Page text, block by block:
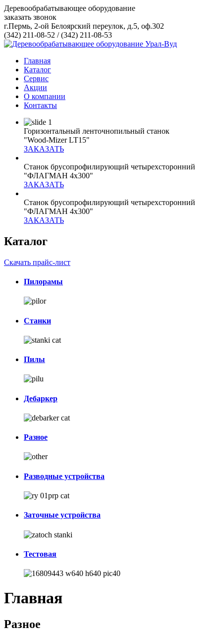
Деревообрабатывающее оборудование
заказать звонок
г.Пермь, 2-ой Белоярский переулок, д.5, оф.302
(342) 211-08-52 /(342) 211-08-53
Главная
Каталог
Сервис
Акции
О компании
Контакты
Горизонтальный ленточнопильный станок
"Wood-Mizer LT15"
ЗАКАЗАТЬ
Станок брусопрофилирующий четырехсторонний
"ФЛАГМАН 4х300"
ЗАКАЗАТЬ
Станок брусопрофилирующий четырехсторонний
"ФЛАГМАН 4х300"
ЗАКАЗАТЬ
Каталог
Скачать прайс-лист
Пилорамы
Станки
Пилы
Дебаркер
Разное
Разводные устройства
Заточные устройства
Тестовая
Главная
Разное